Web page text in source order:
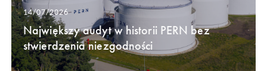
14/07/2026
Największy audyt w historii PERN bez
stwierdzenia niezgodności